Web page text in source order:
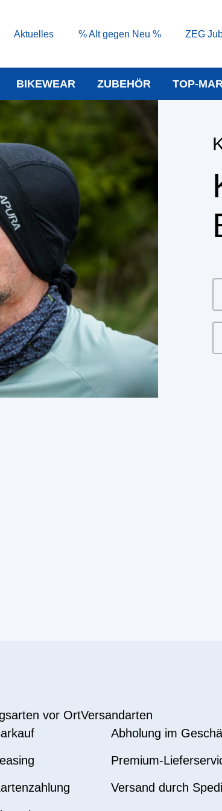
Aktuelles % Alt gegen Neu % ZEG
BIKEWEAR ZUBEHÖR TOP-
vor OrtVersandarten
Abholung im
Premium-
Versand durch